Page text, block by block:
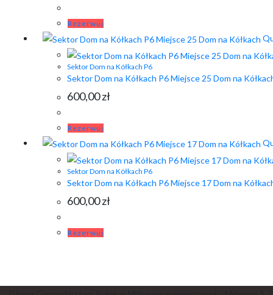
Rezerwuj
Sektor Dom na Kółkach P6
Sektor Dom na Kółkach P6 Miejsce 25 Dom na
600,00zł
Rezerwuj
Sektor Dom na Kółkach P6
Sektor Dom na Kółkach P6 Miejsce 17 Dom na
600,00zł
Rezerwuj